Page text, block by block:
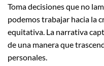
Toma decisiones que no
podemos trabajar hacia la
equitativa. La narrativa
de una manera que
personales.